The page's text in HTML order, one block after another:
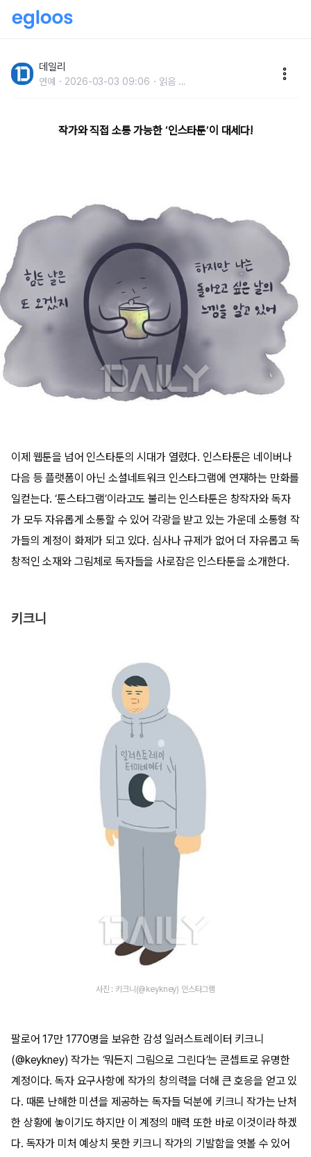
데일리
연예 2026-03-03 09:06 읽음 ...
작가와 직접 소통 가능한 ‘인스타툰’이 대세다!
이제 웹툰을 넘어 인스타툰의 시대가 열렸다. 인스타툰은 네이버나
다음 등 플랫폼이 아닌 소셜네트워크 인스타그램에 연재하는 만화를
일컫는다. ‘툰스타그램’이라고도 불리는 인스타툰은 창작자와 독자
가 모두 자유롭게 소통할 수 있어 각광을 받고 있는 가운데 소통형 작
가들의 계정이 화제가 되고 있다. 심사나 규제가 없어 더 자유롭고 독
창적인 소재와 그림체로 독자들을 사로잡은 인스타툰을 소개한다.
키크니
사진 : 키크니(@keykney) 인스타그램
팔로어 17만 1770명을 보유한 감성 일러스트레이터 키크니
(@keykney) 작가는 ‘뭐든지 그림으로 그린다’는 콘셉트로 유명한
계정이다. 독자 요구사항에 작가의 창의력을 더해 큰 호응을 얻고 있
다. 때론 난해한 미션을 제공하는 독자들 덕분에 키크니 작가는 난처
한 상황에 놓이기도 하지만 이 계정의 매력 또한 바로 이것이라 하겠
다. 독자가 미처 예상치 못한 키크니 작가의 기발함을 엿볼 수 있어